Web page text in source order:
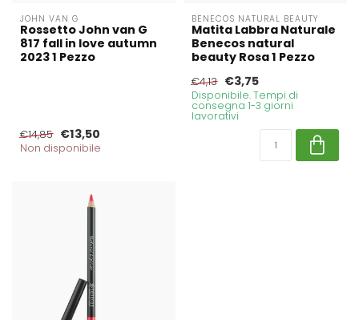
JOHN VAN G
Rossetto John van G
817 fall in love autumn
2023 1 Pezzo
€14,85 €13,50
Non disponibile
BENECOS NATURAL BEAUTY
Matita Labbra Naturale
Benecos natural
beauty Rosa 1 Pezzo
€4,13 €3,75
Disponibile. Tempi di
consegna 1-3 giorni
lavorativi